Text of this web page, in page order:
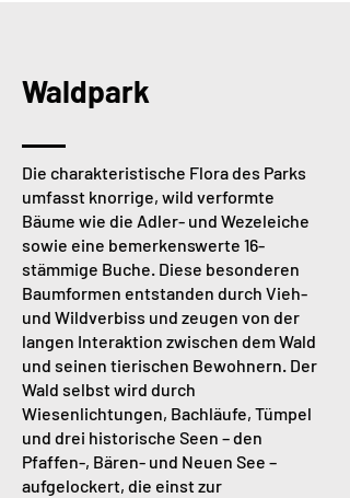
Waldpark
Die charakteristische Flora des Parks
umfasst knorrige, wild verformte
Bäume wie die Adler- und Wezeleiche
sowie eine bemerkenswerte 16-
stämmige Buche. Diese besonderen
Baumformen entstanden durch Vieh-
und Wildverbiss und zeugen von der
langen Interaktion zwischen dem Wald
und seinen tierischen Bewohnern. Der
Wald selbst wird durch
Wiesenlichtungen, Bachläufe, Tümpel
und drei historische Seen – den
Pfaffen-, Bären- und Neuen See –
aufgelockert, die einst zur